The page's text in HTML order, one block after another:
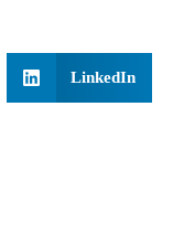
LinkedIn